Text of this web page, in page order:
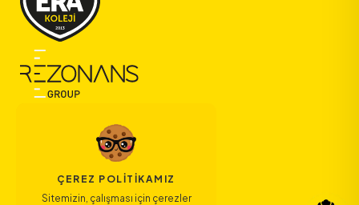
ÇEREZ POLITIKAMIZ
Sitemizin, çalışması için çerezler